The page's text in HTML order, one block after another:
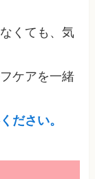
くても、気
ケアを一緒
ださい。